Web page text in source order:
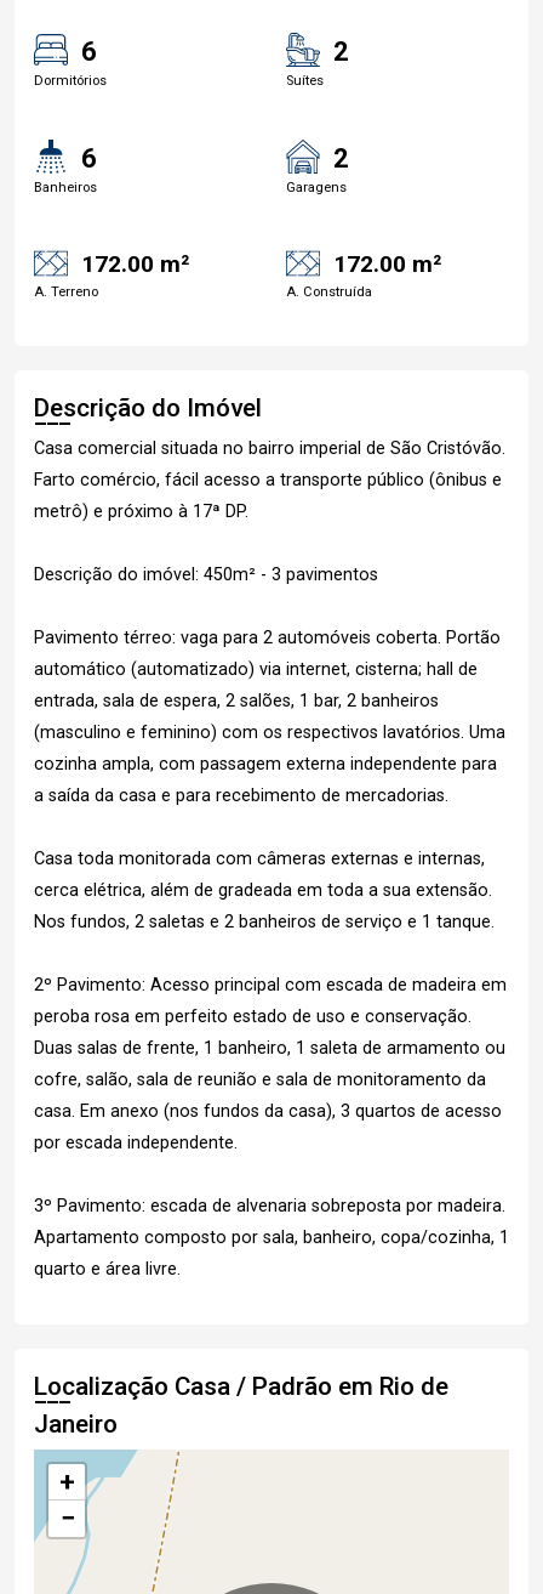
6
Dormitórios
2
Suítes
6
Banheiros
2
Garagens
172.00 m²
A. Terreno
172.00 m²
A. Construída
Descrição do Imóvel
Casa comercial situada no bairro imperial de São Cristóvão.
Farto comércio, fácil acesso a transporte público (ônibus e
metrô) e próximo à 17ª DP.
Descrição do imóvel: 450m² - 3 pavimentos
Pavimento térreo: vaga para 2 automóveis coberta. Portão
automático (automatizado) via internet, cisterna; hall de
entrada, sala de espera, 2 salões, 1 bar, 2 banheiros
(masculino e feminino) com os respectivos lavatórios. Uma
cozinha ampla, com passagem externa independente para
a saída da casa e para recebimento de mercadorias.
Casa toda monitorada com câmeras externas e internas,
cerca elétrica, além de gradeada em toda a sua extensão.
Nos fundos, 2 saletas e 2 banheiros de serviço e 1 tanque.
2º Pavimento: Acesso principal com escada de madeira em
peroba rosa em perfeito estado de uso e conservação.
Duas salas de frente, 1 banheiro, 1 saleta de armamento ou
cofre, salão, sala de reunião e sala de monitoramento da
casa. Em anexo (nos fundos da casa), 3 quartos de acesso
por escada independente.
3º Pavimento: escada de alvenaria sobreposta por madeira.
Apartamento composto por sala, banheiro, copa/cozinha, 1
quarto e área livre.
Localização Casa / Padrão em Rio de
Janeiro
+
−